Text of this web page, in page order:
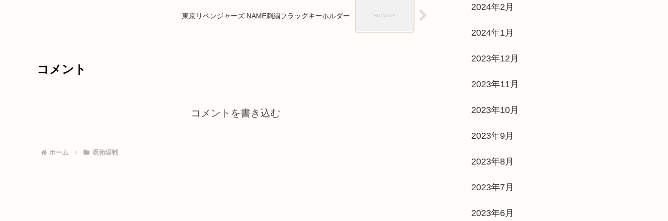
東京リベンジャーズ NAME刺繍フラッグキーホルダー
コメント
コメントを書き込む
ホーム 呪術廻戦
2024年2月
2024年1月
2023年12月
2023年11月
2023年10月
2023年9月
2023年8月
2023年7月
2023年6月